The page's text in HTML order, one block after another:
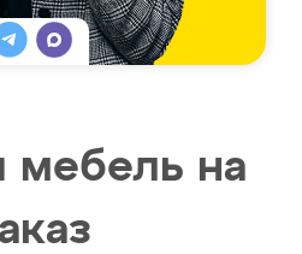
мебель на